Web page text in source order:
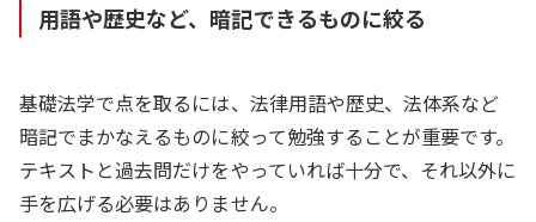
用語や歴史など、暗記できるものに絞る
基礎法学で点を取るには、法律用語や歴史、法体系など
暗記でまかなえるものに絞って勉強することが重要です。
テキストと過去問だけをやっていれば十分で、それ以外に
手を広げる必要はありません。